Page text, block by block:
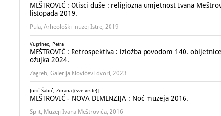
MEŠTROVIĆ : Otisci duše : religiozna umjetnost Ivana
listopada 2019.
Pula, Arheološki muzej Istre, 2019
Vugrinec, Petra
MEŠTROVIĆ : Retrospektiva : izložba povodom 140.
ožujka 2024.
Zagreb, Galerija Klovićevi dvori, 2023
Jurić-Šabić, Zorana [(sve vrste)]
MEŠTROVIĆ - NOVA DIMENZIJA : Noć muzeja 2016.
Split, Muzeji Ivana Meštrovića, 2016